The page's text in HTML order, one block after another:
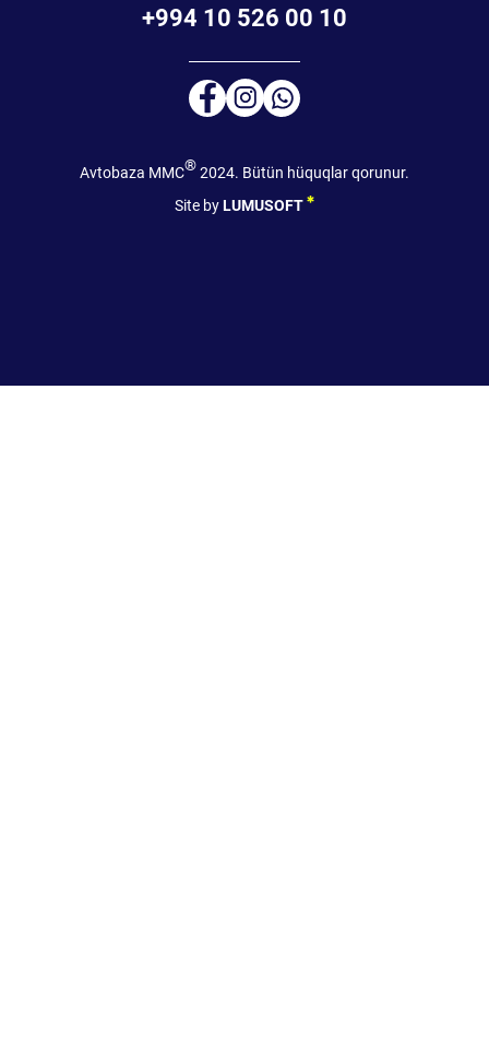
+994 10 526 00 10
Avtobaza MMC®2024. Bütün hüquqlar qorunur.
Site byLUMUSOFT